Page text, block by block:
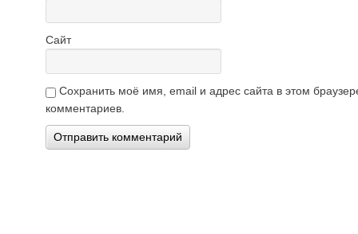
Сайт
Сохранить моё имя, email и адрес сайта в этом
комментариев.